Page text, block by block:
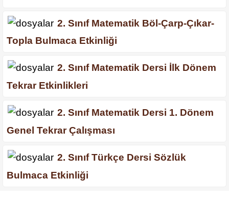
2. Sınıf Matematik Böl-Çarp-Çıkar-
Topla Bulmaca Etkinliği
2. Sınıf Matematik Dersi İlk Dönem
Tekrar Etkinlikleri
2. Sınıf Matematik Dersi 1. Dönem
Genel Tekrar Çalışması
2. Sınıf Türkçe Dersi Sözlük
Bulmaca Etkinliği